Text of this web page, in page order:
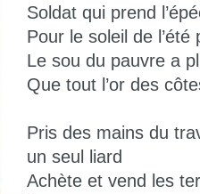
Soldat qui prend
Pour le soleil de l’été
Le sou du pauvre a
Que tout l’or des
Pris des mains du
un seul liard
Achète et vend les